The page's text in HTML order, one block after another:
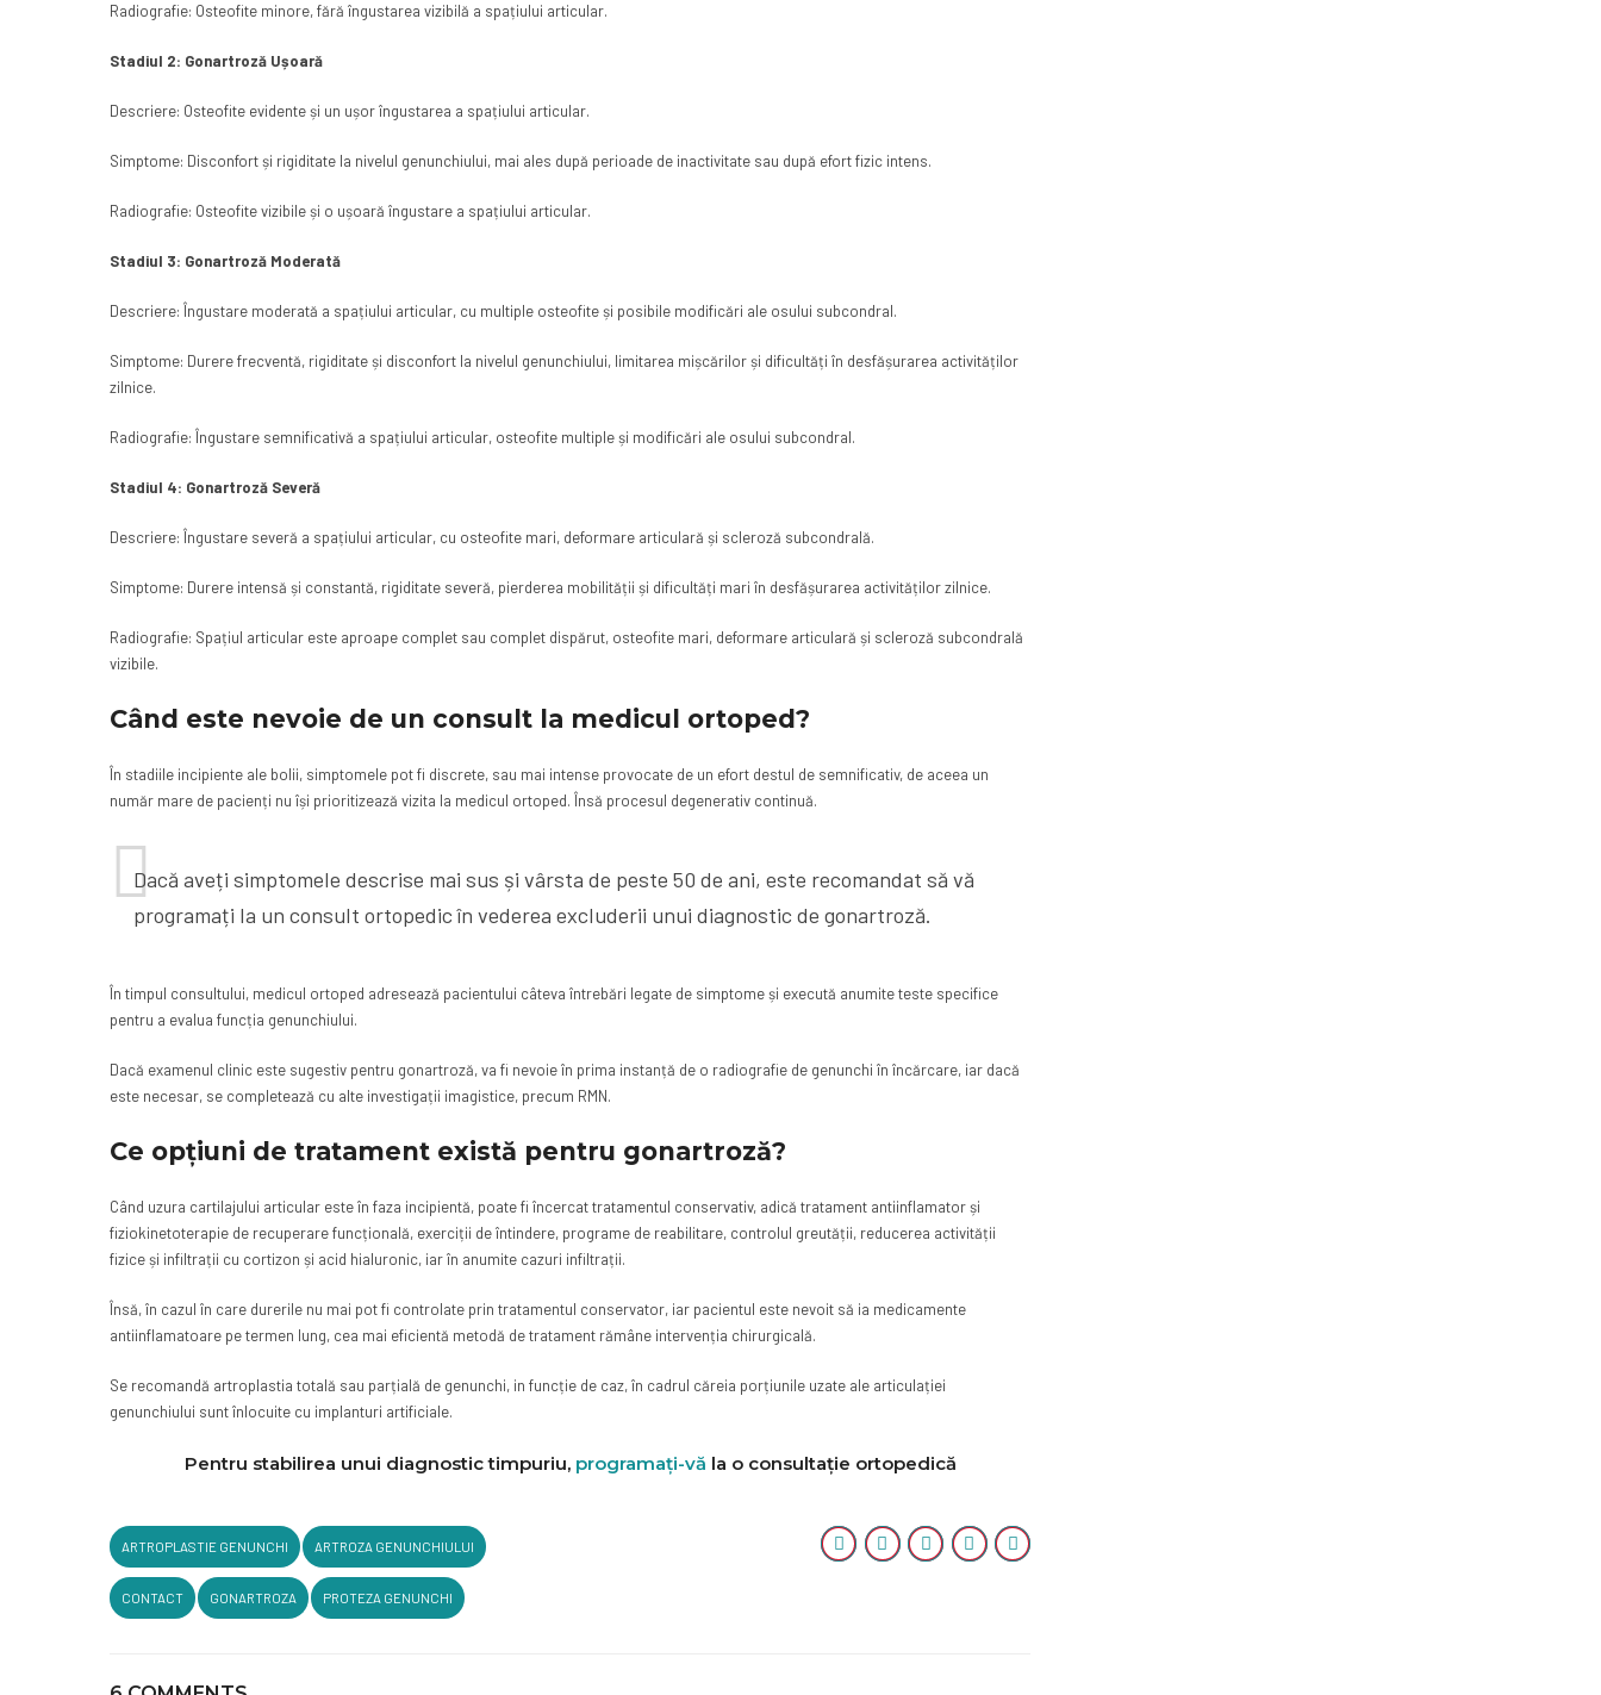
Radiografie: Osteofite minore, fără îngustarea vizibilă a spațiului articular.
Stadiul 2: Gonartroză Ușoară
Descriere: Osteofite evidente și un ușor îngustarea a spațiului articular.
Simptome: Disconfort și rigiditate la nivelul genunchiului, mai ales după perioade de inactivitate sau după efort fizic intens.
Radiografie: Osteofite vizibile și o ușoară îngustare a spațiului articular.
Stadiul 3: Gonartroză Moderată
Descriere: Îngustare moderată a spațiului articular, cu multiple osteofite și posibile modificări ale osului subcondral.
Simptome: Durere frecventă, rigiditate și disconfort la nivelul genunchiului, limitarea mișcărilor și dificultăți în desfășurarea activităților
zilnice.
Radiografie: Îngustare semnificativă a spațiului articular, osteofite multiple și modificări ale osului subcondral.
Stadiul 4: Gonartroză Severă
Descriere: Îngustare severă a spațiului articular, cu osteofite mari, deformare articulară și scleroză subcondrală.
Simptome: Durere intensă și constantă, rigiditate severă, pierderea mobilității și dificultăți mari în desfășurarea activităților zilnice.
Radiografie: Spațiul articular este aproape complet sau complet dispărut, osteofite mari, deformare articulară și scleroză subcondrală
vizibile.
Când este nevoie de un consult la medicul ortoped?
În stadiile incipiente ale bolii, simptomele pot fi discrete, sau mai intense provocate de un efort destul de semnificativ, de aceea un
număr mare de pacienți nu își prioritizează vizita la medicul ortoped. Însă procesul degenerativ continuă.
Dacă aveți simptomele descrise mai sus și vârsta de peste 50 de ani, este recomandat să vă
programați la un consult ortopedic în vederea excluderii unui diagnostic de gonartroză.
În timpul consultului, medicul ortoped adresează pacientului câteva întrebări legate de simptome și execută anumite teste specifice
pentru a evalua funcția genunchiului.
Dacă examenul clinic este sugestiv pentru gonartroză, va fi nevoie în prima instanță de o radiografie de genunchi în încărcare, iar dacă
este necesar, se completează cu alte investigații imagistice, precum RMN.
Ce opțiuni de tratament există pentru gonartroză?
Când uzura cartilajului articular este în faza incipientă, poate fi încercat tratamentul conservativ, adică tratament antiinflamator și
fiziokinetoterapie de recuperare funcțională, exerciții de întindere, programe de reabilitare, controlul greutății, reducerea activității
fizice și infiltrații cu cortizon și acid hialuronic, iar în anumite cazuri infiltrații.
Însă, în cazul în care durerile nu mai pot fi controlate prin tratamentul conservator, iar pacientul este nevoit să ia medicamente
antiinflamatoare pe termen lung, cea mai eficientă metodă de tratament rămâne intervenția chirurgicală.
Se recomandă artroplastia totală sau parțială de genunchi, in funcție de caz, în cadrul căreia porțiunile uzate ale articulației
genunchiului sunt înlocuite cu implanturi artificiale.
Pentru stabilirea unui diagnostic timpuriu,programați-vă la o consultație ortopedică
ARTROPLASTIE GENUNCHI ARTROZA GENUNCHIULUI
CONTACT GONARTROZA PROTEZA GENUNCHI